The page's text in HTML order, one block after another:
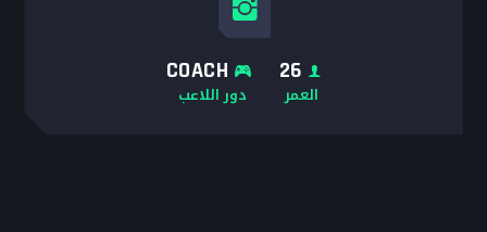
26
العمر
COACH
دور اللاعب